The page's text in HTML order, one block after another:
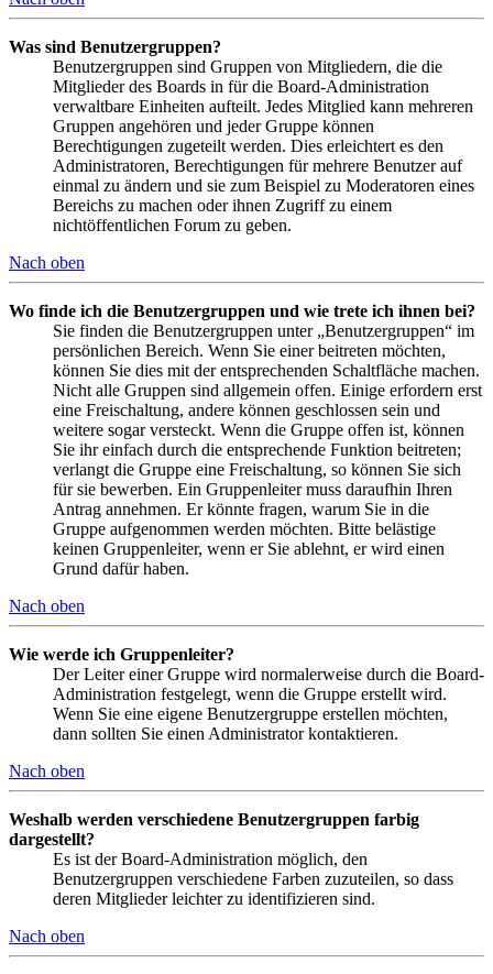
Was sind Benutzergruppen?
Benutzergruppen sind Gruppen von Mitgliedern, die die
Mitglieder des Boards in für die Board-Administration
verwaltbare Einheiten aufteilt. Jedes Mitglied kann mehreren
Gruppen angehören und jeder Gruppe können
Berechtigungen zugeteilt werden. Dies erleichtert es den
Administratoren, Berechtigungen für mehrere Benutzer auf
einmal zu ändern und sie zum Beispiel zu Moderatoren eines
Bereichs zu machen oder ihnen Zugriff zu einem
nichtöffentlichen Forum zu geben.
Nach oben
Wo finde ich die Benutzergruppen und wie trete ich ihnen bei?
Sie finden die Benutzergruppen unter „Benutzergruppen“ im
persönlichen Bereich. Wenn Sie einer beitreten möchten,
können Sie dies mit der entsprechenden Schaltfläche machen.
Nicht alle Gruppen sind allgemein offen. Einige erfordern erst
eine Freischaltung, andere können geschlossen sein und
weitere sogar versteckt. Wenn die Gruppe offen ist, können
Sie ihr einfach durch die entsprechende Funktion beitreten;
verlangt die Gruppe eine Freischaltung, so können Sie sich
für sie bewerben. Ein Gruppenleiter muss daraufhin Ihren
Antrag annehmen. Er könnte fragen, warum Sie in die
Gruppe aufgenommen werden möchten. Bitte belästige
keinen Gruppenleiter, wenn er Sie ablehnt, er wird einen
Grund dafür haben.
Nach oben
Wie werde ich Gruppenleiter?
Der Leiter einer Gruppe wird normalerweise durch die Board-
Administration festgelegt, wenn die Gruppe erstellt wird.
Wenn Sie eine eigene Benutzergruppe erstellen möchten,
dann sollten Sie einen Administrator kontaktieren.
Nach oben
Weshalb werden verschiedene Benutzergruppen farbig
dargestellt?
Es ist der Board-Administration möglich, den
Benutzergruppen verschiedene Farben zuzuteilen, so dass
deren Mitglieder leichter zu identifizieren sind.
Nach oben